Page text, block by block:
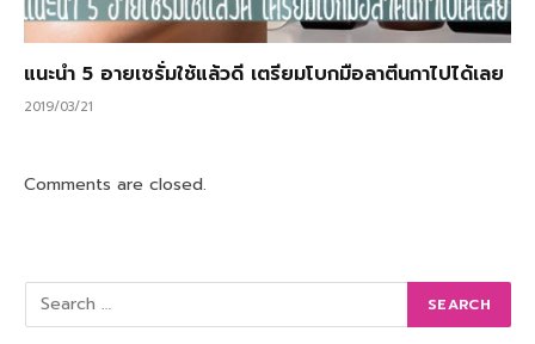
แนะนำ 5 อายเซรั่มใช้แล้วดี เตรียมโบกมือลาตีนกาไปได้เลย
2019/03/21
Comments are closed.